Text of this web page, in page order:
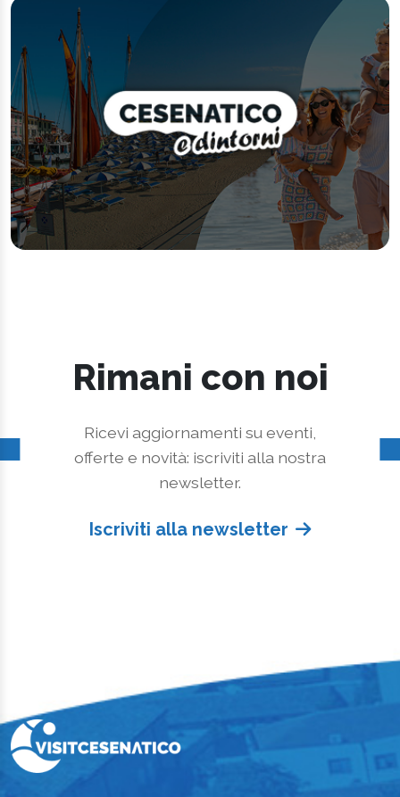
Rimani con noi
Ricevi aggiornamenti su eventi,
offerte e novità: iscriviti alla nostra
newsletter.
Iscriviti alla newsletter